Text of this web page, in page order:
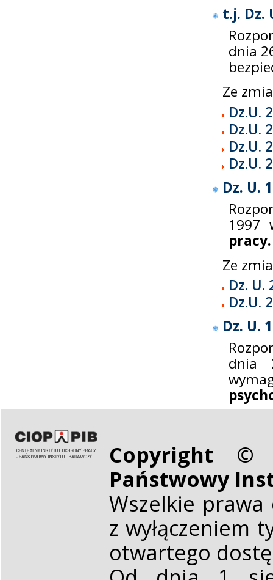
t.j. Dz.
dnia
Ze
Dz.U.
Dz.U.
Dz.U.
Dz.U.
Dz. U.
1997
pracy.
Ze
Dz. U.
Dz.U.
Dz. U.
dnia
Copyright ©
Państwowy
Wszelkie
z wyłączeniem
otwartego